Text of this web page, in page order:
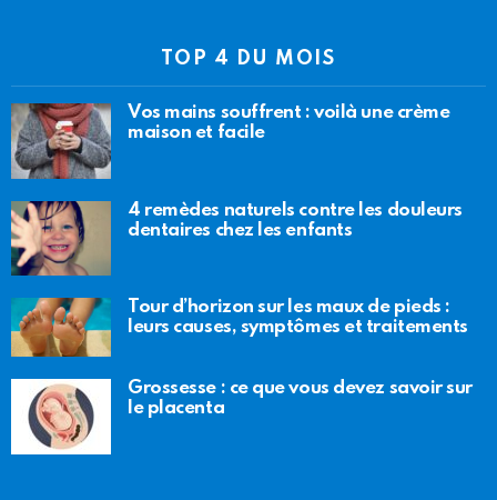
TOP 4 DU MOIS
Vos mains souffrent : voilà une crème
maison et facile
4 remèdes naturels contre les douleurs
dentaires chez les enfants
Tour d’horizon sur les maux de pieds :
leurs causes, symptômes et traitements
Grossesse : ce que vous devez savoir sur
le placenta